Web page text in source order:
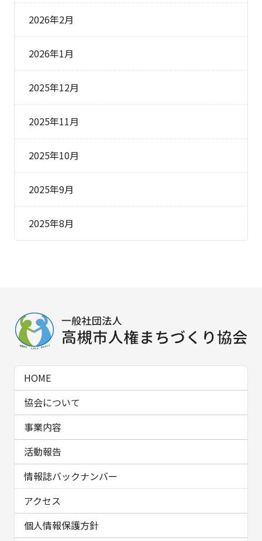
2026年2月
2026年1月
2025年12月
2025年11月
2025年10月
2025年9月
2025年8月
HOME
協会について
事業内容
活動報告
情報誌バックナンバー
アクセス
個人情報保護方針